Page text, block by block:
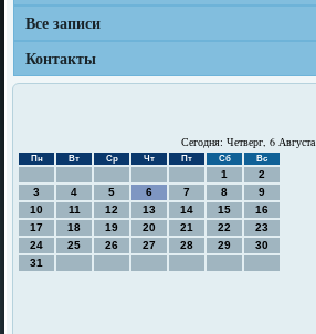
Все записи
Контакты
Сегодня: Четверг, 6 Августа
Пн Вт Ср Чт Пт Сб Вс
1
2
3
4 5 6 7 8
9
10
11 12 13 14 15
16
17
18 19 20 21 22
23
24
25 26 27 28 29
30
31